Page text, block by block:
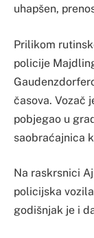
uhapšen,
Prilikom
policije
časova. Vozač
pobjegao u
saobraćajnica
Na raskrsnici
policijska
godišnjak je i